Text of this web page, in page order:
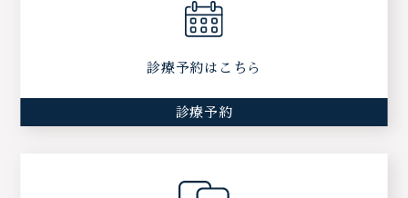
診療予約はこちら
診療予約